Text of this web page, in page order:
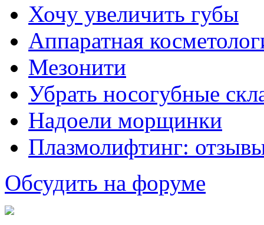
Хочу увеличить губы
Аппаратная
Мезонити
Убрать носогубные
Надоели морщинки
Плазмолифтинг:
Обсудить на форуме